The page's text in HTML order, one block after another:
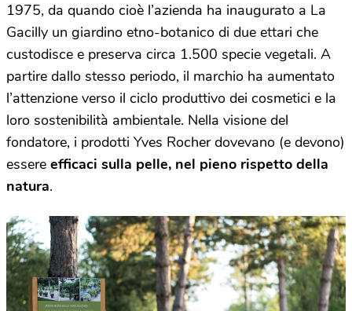
1975, da quando cioè l’azienda ha inaugurato a La
Gacilly un giardino etno-botanico di due ettari che
custodisce e preserva circa 1.500 specie vegetali. A
partire dallo stesso periodo, il marchio ha aumentato
l’attenzione verso il ciclo produttivo dei cosmetici e la
loro sostenibilità ambientale. Nella visione del
fondatore, i prodotti Yves Rocher dovevano (e devono)
essere efficaci sulla pelle, nel pieno rispetto della
natura.